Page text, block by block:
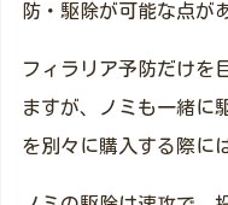
防・駆除が可能な点が
フィラリア予防だけを
ますが、ノミも一緒に
を別々に購入する際に